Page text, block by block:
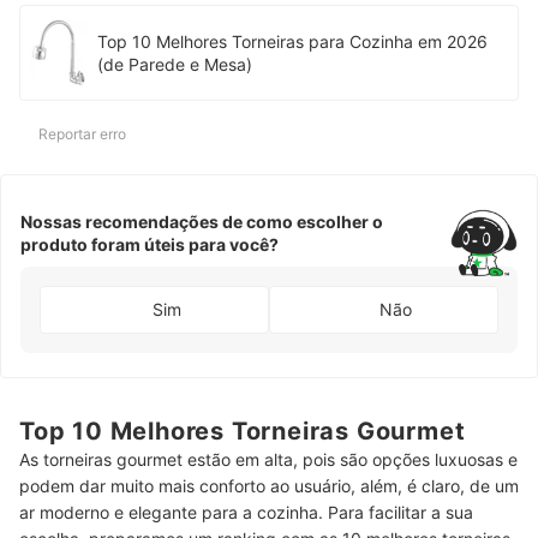
Top 10 Melhores Torneiras para Cozinha em 2026
(de Parede e Mesa)
Reportar erro
Nossas recomendações de como escolher o
produto foram úteis para você?
Sim Não
Top 10 Melhores Torneiras Gourmet
As torneiras gourmet estão em alta, pois são opções luxuosas e
podem dar muito mais conforto ao usuário, além, é claro, de um
ar moderno e elegante para a cozinha. Para facilitar a sua